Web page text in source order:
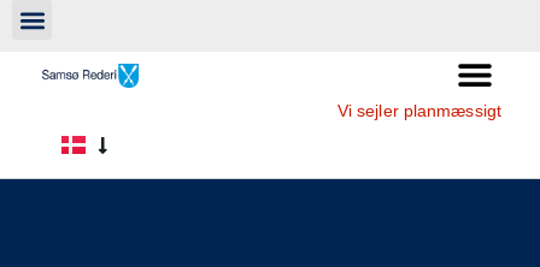
Vi sejler planmæssigt